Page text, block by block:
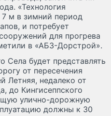
«Технология
7 м в зимний период
и потребует
для прогрева
в «АБЗ-Дорстрой».
Села будет представлять
от пересечения
Летняя, недалеко от
до Кингисеппского
улично-дорожную
должны к 30